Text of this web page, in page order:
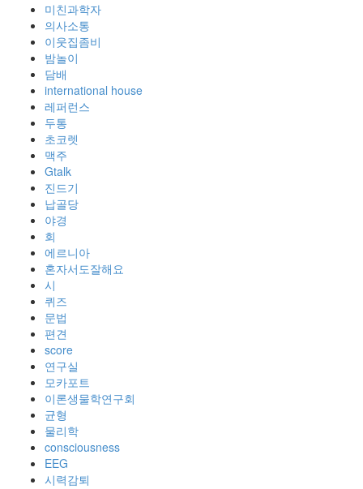
미친과학자
의사소통
이웃집좀비
밤놀이
담배
international house
레퍼런스
두통
초코렛
맥주
Gtalk
진드기
납골당
야경
회
에르니아
혼자서도잘해요
시
퀴즈
문법
편견
score
연구실
모카포트
이론생물학연구회
균형
물리학
consciousness
EEG
시력감퇴